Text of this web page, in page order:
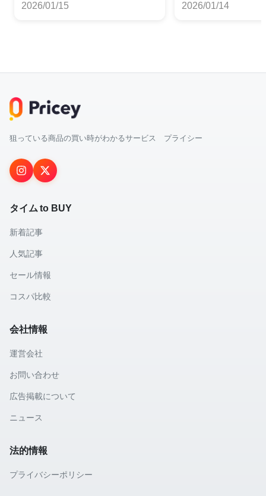
2026/01/15 2026/01/14
狙っている商品の買い時がわかるサービス プライシー
タイム to BUY
新着記事
人気記事
セール情報
コスパ比較
会社情報
運営会社
お問い合わせ
広告掲載について
ニュース
法的情報
プライバシーポリシー